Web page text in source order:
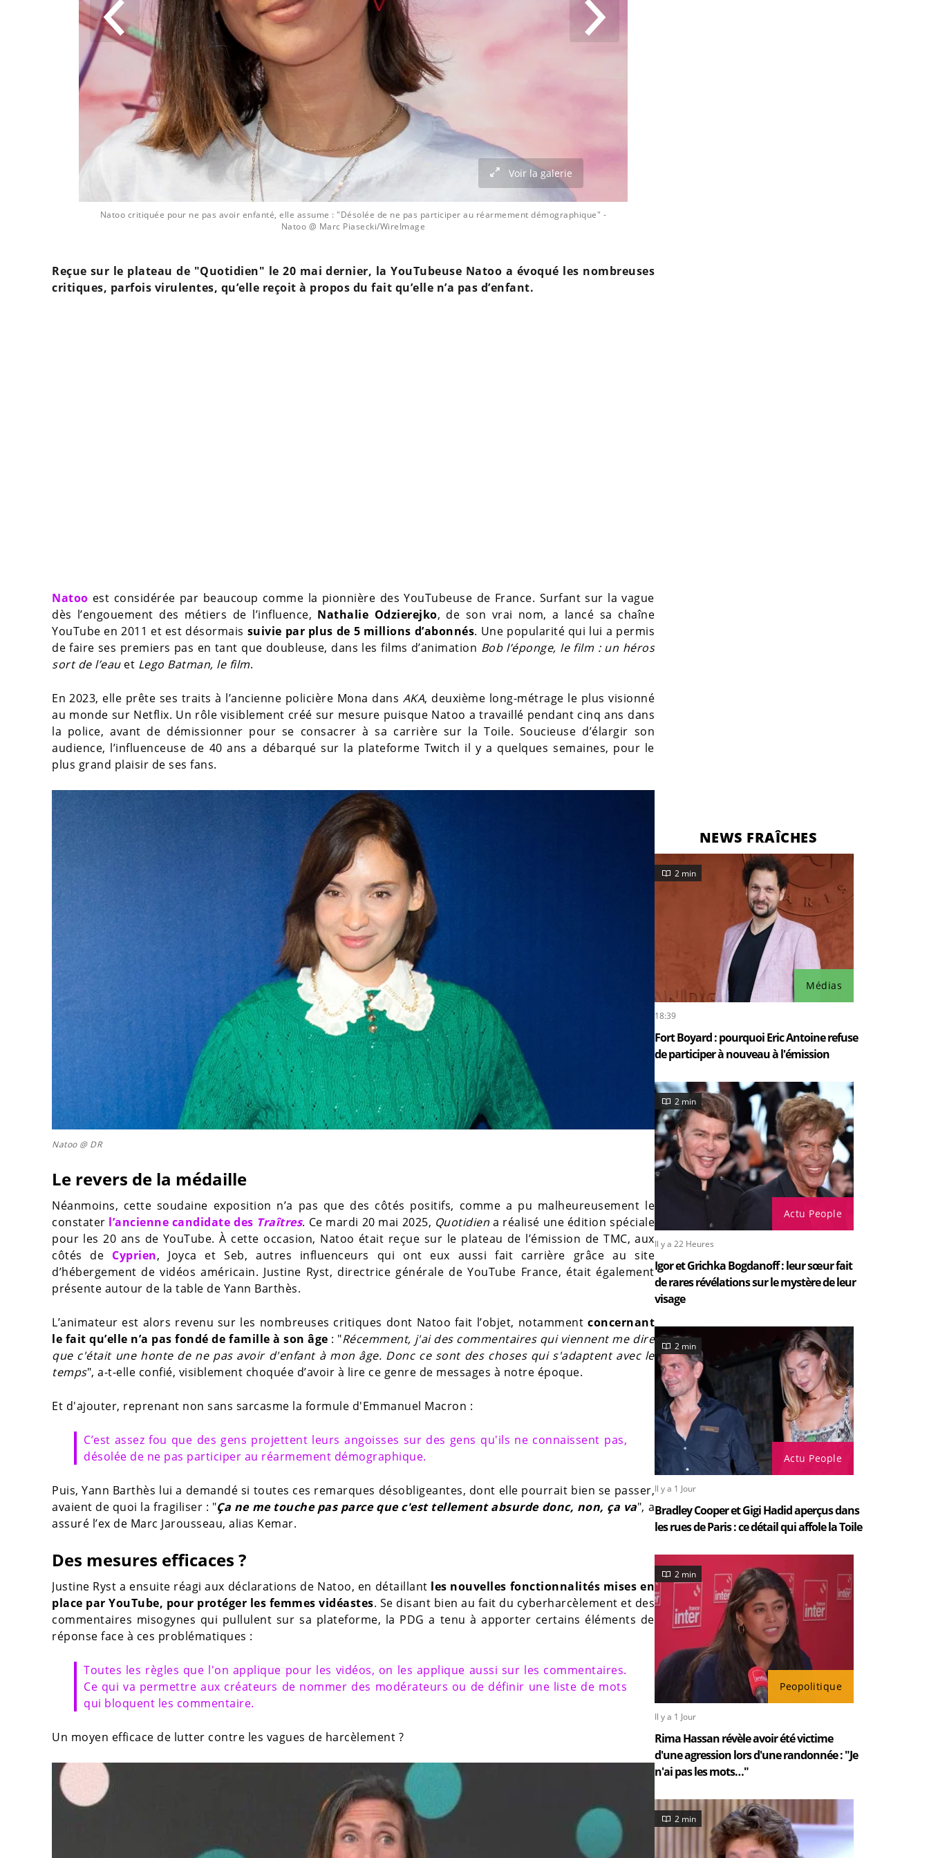
Natoo critiquée pour ne pas avoir enfanté, elle assume : "Désolée de ne pas participer au réarmement démographique" -
Natoo @ Marc Piasecki/WireImage
Voir la galerie
Reçue sur le plateau de "Quotidien" le 20 mai dernier, la YouTubeuse Natoo a évoqué les nombreuses
critiques, parfois virulentes, qu’elle reçoit à propos du fait qu’elle n’a pas d’enfant.
Natoo est considérée par beaucoup comme la pionnière des YouTubeuse de France. Surfant sur la vague
dès l’engouement des métiers de l’influence, Nathalie Odzierejko, de son vrai nom, a lancé sa chaîne
YouTube en 2011 et est désormais suivie par plus de 5 millions d’abonnés. Une popularité qui lui a permis
de faire ses premiers pas en tant que doubleuse, dans les films d’animation Bob l’éponge, le film : un héros
sort de l’eauet Lego Batman, le film.
En 2023, elle prête ses traits à l’ancienne policière Mona dans AKA, deuxième long-métrage le plus visionné
au monde sur Netflix. Un rôle visiblement créé sur mesure puisque Natoo a travaillé pendant cinq ans dans
la police, avant de démissionner pour se consacrer à sa carrière sur la Toile. Soucieuse d’élargir son
audience, l’influenceuse de 40 ans a débarqué sur la plateforme Twitch il y a quelques semaines, pour le
plus grand plaisir de ses fans.
Natoo @ DR
Le revers de la médaille
Néanmoins, cette soudaine exposition n’a pas que des côtés positifs, comme a pu malheureusement le
constater l’ancienne candidate des Traîtres. Ce mardi 20 mai 2025, Quotidien a réalisé une édition spéciale
pour les 20 ans de YouTube. À cette occasion, Natoo était reçue sur le plateau de l’émission de TMC, aux
côtés de Cyprien, Joyca et Seb, autres influenceurs qui ont eux aussi fait carrière grâce au site
d’hébergement de vidéos américain. Justine Ryst, directrice générale de YouTube France, était également
présente autour de la table de Yann Barthès.
L’animateur est alors revenu sur les nombreuses critiques dont Natoo fait l’objet, notamment concernant
le fait qu’elle n’a pas fondé de famille à son âge : "Récemment, j'ai des commentaires qui viennent me dire
que c'était une honte de ne pas avoir d'enfant à mon âge. Donc ce sont des choses qui s'adaptent avec le
temps", a-t-elle confié, visiblement choquée d’avoir à lire ce genre de messages à notre époque.
Et d'ajouter, reprenant non sans sarcasme la formule d'Emmanuel Macron :
C’est assez fou que des gens projettent leurs angoisses sur des gens qu'ils ne connaissent pas,
désolée de ne pas participer au réarmement démographique.
Puis, Yann Barthès lui a demandé si toutes ces remarques désobligeantes, dont elle pourrait bien se passer,
avaient de quoi la fragiliser : "Ça ne me touche pas parce que c'est tellement absurde donc, non, ça va", a
assuré l’ex de Marc Jarousseau, alias Kemar.
Des mesures efficaces ?
Justine Ryst a ensuite réagi aux déclarations de Natoo, en détaillant les nouvelles fonctionnalités mises en
place par YouTube, pour protéger les femmes vidéastes. Se disant bien au fait du cyberharcèlement et des
commentaires misogynes qui pullulent sur sa plateforme, la PDG a tenu à apporter certains éléments de
réponse face à ces problématiques :
Toutes les règles que l'on applique pour les vidéos, on les applique aussi sur les commentaires.
Ce qui va permettre aux créateurs de nommer des modérateurs ou de définir une liste de mots
qui bloquent les commentaire.
Un moyen efficace de lutter contre les vagues de harcèlement ?
NEWS FRAÎCHES
Médias
2 min
18:39
Fort Boyard : pourquoi Eric Antoine refuse
de participer à nouveau à l'émission
Actu People
2 min
Il y a 22 Heures
Igor et Grichka Bogdanoff : leur sœur fait
de rares révélations sur le mystère de leur
visage
Actu People
2 min
Il y a 1 Jour
Bradley Cooper et Gigi Hadid aperçus dans
les rues de Paris : ce détail qui affole la Toile
Peopolitique
2 min
Il y a 1 Jour
Rima Hassan révèle avoir été victime
d'une agression lors d'une randonnée : "Je
n'ai pas les mots…"
2 min